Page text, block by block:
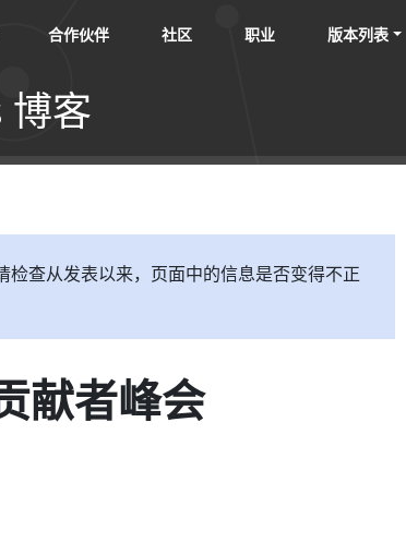
合作伙伴 社区 职业 版本列表
客
查从发表以来，页面中的信息是否变得不正
献者峰会